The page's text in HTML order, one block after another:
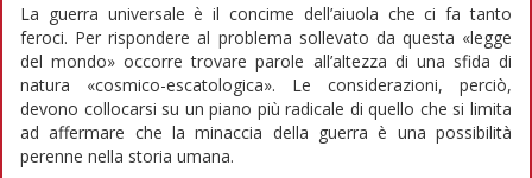
La guerra universale è il concime dell’aiuola che ci fa tanto
feroci. Per rispondere al problema sollevato da questa «legge
del mondo» occorre trovare parole all’altezza di una sfida di
natura «cosmico-escatologica». Le considerazioni, perciò,
devono collocarsi su un piano più radicale di quello che si limita
ad affermare che la minaccia della guerra è una possibilità
perenne nella storia umana.